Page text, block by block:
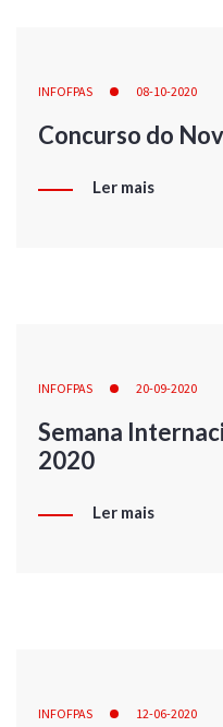
INFOFPAS 08-10-2020
Concurso do
Ler mais
INFOFPAS 20-09-2020
Semana
2020
Ler mais
INFOFPAS 12-06-2020